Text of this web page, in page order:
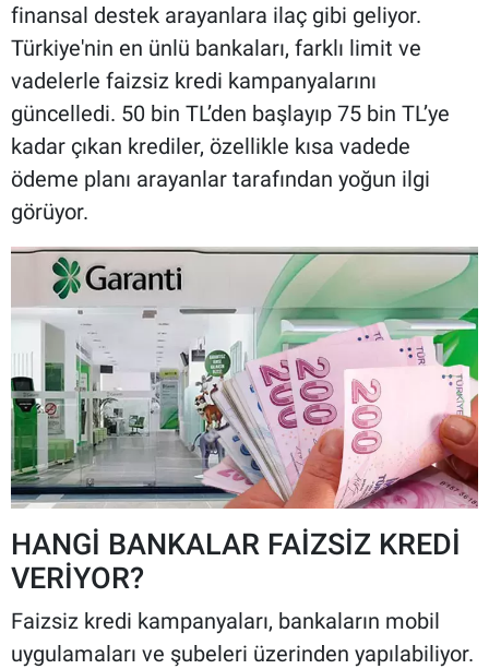
finansal destek arayanlara ilaç gibi geliyor.
Türkiye'nin en ünlü bankaları, farklı limit ve
vadelerle faizsiz kredi kampanyalarını
güncelledi. 50 bin TL’den başlayıp 75 bin TL’ye
kadar çıkan krediler, özellikle kısa vadede
ödeme planı arayanlar tarafından yoğun ilgi
görüyor.
HANGİ BANKALAR FAİZSİZ KREDİ
VERİYOR?
Faizsiz kredi kampanyaları, bankaların mobil
uygulamaları ve şubeleri üzerinden yapılabiliyor.